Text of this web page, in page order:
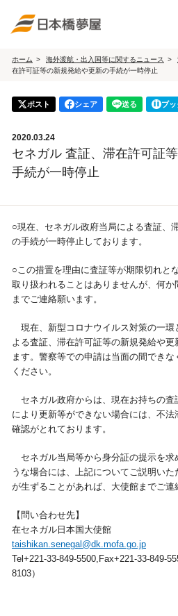
海外手
海外航空券
ホテル・専用車・
通訳・ガイド
国内
貸切バス・ハイヤー
視察旅行・研修旅行
選ばれる理由
採用情報
お問合
ホーム 海外渡航・出入国等に関するニュース
在許可証等の新規発給や更新の手続が一時停止
ポスト シェア 送る ブ
2020.03.24
セネガル 査証、滞在許可証
手続が一時停止
○現在、セネガル政府当局による査証、
の手続が一時停止しております。
○この措置を理由に査証等が期限切れと
取り扱われることはありませんが、何
までご連絡願います。
現在、新型コロナウイルス対策の一環
よる査証、滞在許可証等の新規発給や更
ます。警察等での申請は当面の間でき
ください。
セネガル政府からは、現在お持ちの査
により更新等ができない場合には、不
確認がとれております。
セネガル当局等から身分証の提示を求
うな場合には、上記についてご説明い
が生ずることがあれば、大使館までご連
【問い合わせ先】
在セネガル日本国大使館
taishikan.senegal@dk.mofa.go.jp
Tel+221-33-849-5500,Fax+221-33-849-
8103）